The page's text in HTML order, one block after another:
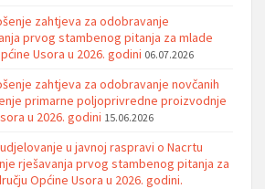
zahtjeva za odobravanje
prvog stambenog pitanja za mlade
Usora u 2026. godini 06.07.2026
zahtjeva za odobravanje novčanih
primarne poljoprivredne proizvodnje
u 2026. godini 15.06.2026
u javnoj raspravi o Nacrtu
rješavanja prvog stambenog pitanja za
Općine Usora u 2026. godini.